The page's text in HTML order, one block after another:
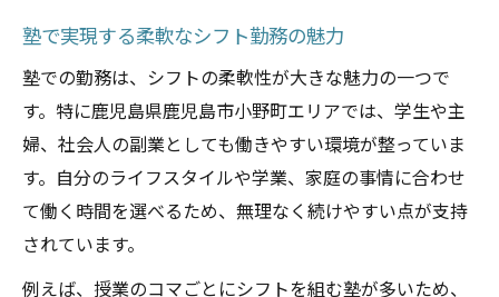
塾で実現する柔軟なシフト勤務の魅力
塾での勤務は、シフトの柔軟性が大きな魅力の一つで
す。特に鹿児島県鹿児島市小野町エリアでは、学生や主
婦、社会人の副業としても働きやすい環境が整っていま
す。自分のライフスタイルや学業、家庭の事情に合わせ
て働く時間を選べるため、無理なく続けやすい点が支持
されています。